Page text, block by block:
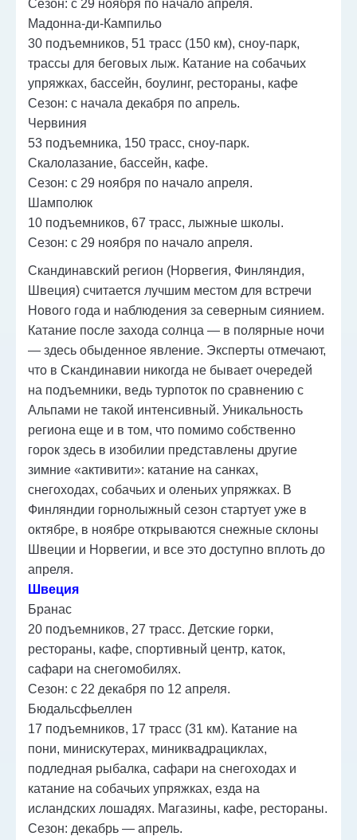
Сезон: с 29 ноября по начало апреля.
Мадонна-ди-Кампильо
30 подъемников, 51 трасс (150 км), сноу-парк,
трассы для беговых лыж. Катание на собачьих
упряжках, бассейн, боулинг, рестораны, кафе
Сезон: с начала декабря по апрель.
Червиния
53 подъемника, 150 трасс, сноу-парк.
Скалолазание, бассейн, кафе.
Сезон: с 29 ноября по начало апреля.
Шамполюк
10 подъемников, 67 трасс, лыжные школы.
Сезон: с 29 ноября по начало апреля.
Скандинавский регион (Норвегия, Финляндия,
Швеция) считается лучшим местом для встречи
Нового года и наблюдения за северным сиянием.
Катание после захода солнца — в полярные ночи
— здесь обыденное явление. Эксперты отмечают,
что в Скандинавии никогда не бывает очередей
на подъемники, ведь турпоток по сравнению с
Альпами не такой интенсивный. Уникальность
региона еще и в том, что помимо собственно
горок здесь в изобилии представлены другие
зимние «активити»: катание на санках,
снегоходах, собачьих и оленьих упряжках. В
Финляндии горнолыжный сезон стартует уже в
октябре, в ноябре открываются снежные склоны
Швеции и Норвегии, и все это доступно вплоть до
апреля.
Швеция
Бранас
20 подъемников, 27 трасс. Детские горки,
рестораны, кафе, спортивный центр, каток,
сафари на снегомобилях.
Сезон: с 22 декабря по 12 апреля.
Бюдальсфьеллен
17 подъемников, 17 трасс (31 км). Катание на
пони, минискутерах, миниквадрациклах,
подледная рыбалка, сафари на снегоходах и
катание на собачьих упряжках, езда на
исландских лошадях. Магазины, кафе, рестораны.
Сезон: декабрь — апрель.